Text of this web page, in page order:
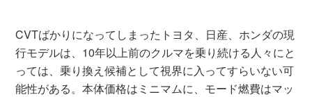
CVTばかりになってしまったトヨタ、日産、ホンダの現
行モデルは、10年以上前のクルマを乗り続ける人々にと
っては、乗り換え候補として視界に入ってすらいない可
能性がある。本体価格はミニマムに、モード燃費はマッ